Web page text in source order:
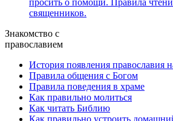
священников.
Знакомство с
православием
История появления православия
Правила общения с Богом
Правила поведения в храме
Как правильно молиться
Как читать Библию
Как правильно устроить